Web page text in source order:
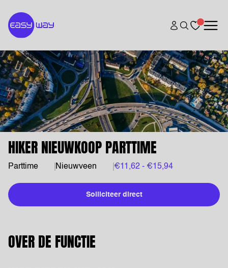
HIKER NIEUWKOOP PARTTIME
Parttime Nieuwveen €11,62 - €15,94
Solliciteer direct
OVER DE FUNCTIE